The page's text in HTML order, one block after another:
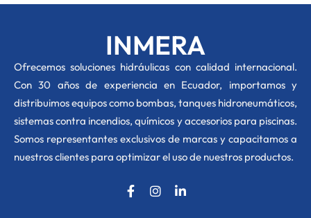
INMERA
Ofrecemos soluciones hidráulicas con calidad internacional.
Con 30 años de experiencia en Ecuador, importamos y
distribuimos equipos como bombas, tanques hidroneumáticos,
sistemas contra incendios, químicos y accesorios para piscinas.
Somos representantes exclusivos de marcas y capacitamos a
nuestros clientes para optimizar el uso de nuestros productos.
F
a
I
n
L